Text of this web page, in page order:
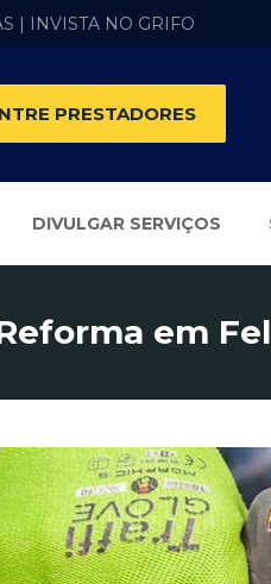
| INVISTA NO GRIFO
PRESTADORES
DIVULGAR SERVIÇOS
em